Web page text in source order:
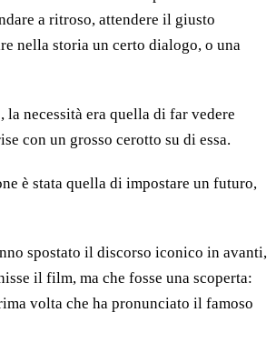
a ritroso, attendere il giusto
nella storia un certo dialogo, o una
la necessità era quella di far vedere
con un grosso cerotto su di essa.
è stata quella di impostare un futuro,
spostato il discorso iconico in avanti,
il film, ma che fosse una scoperta:
volta che ha pronunciato il famoso